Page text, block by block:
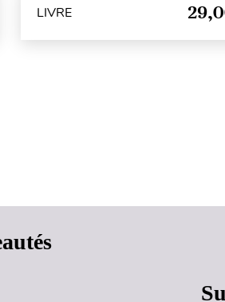
LIVRE